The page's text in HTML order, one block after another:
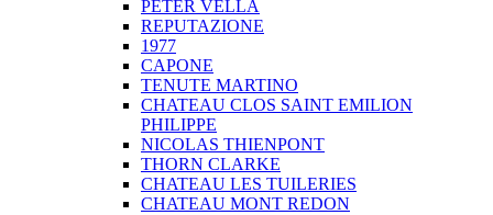
PETER VELLA
REPUTAZIONE
1977
CAPONE
TENUTE MARTINO
CHATEAU CLOS SAINT EMILION
PHILIPPE
NICOLAS THIENPONT
THORN CLARKE
CHATEAU LES TUILERIES
CHATEAU MONT REDON